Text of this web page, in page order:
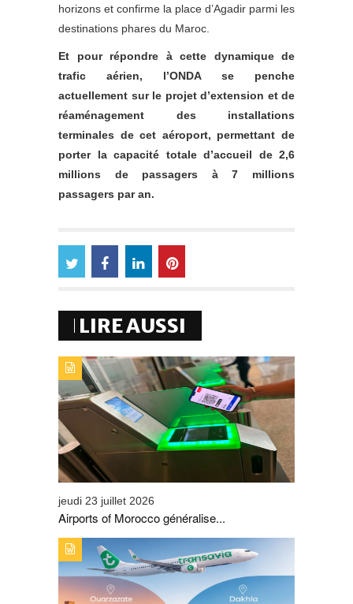
horizons et confirme la place d’Agadir parmi les
destinations phares du Maroc.
Et pour répondre à cette dynamique de
trafic aérien, l’ONDA se penche
actuellement sur le projet d’extension et de
réaménagement des installations
terminales de cet aéroport, permettant de
porter la capacité totale d’accueil de 2,6
millions de passagers à 7 millions
passagers par an.
LIRE AUSSI
TYPE DE PUBLICATION : A_LA_UNETITRE : AIRPORTS
OF MOROCCO GÉNÉRALISE LA CARTE
D’EMBARQUEMENT 100 % MOBILE
jeudi 23 juillet 2026
Airports of Morocco généralise...
TYPE DE PUBLICATION : A_LA_UNETITRE : L’ONMT
BOOST LES LIAISONS AÉRIENNES SUR OUARZAZATE
ET DE DAKHLA